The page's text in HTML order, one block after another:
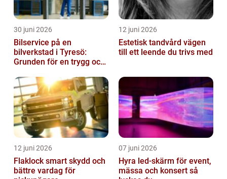
30 juni 2026
Bilservice på en
bilverkstad i Tyresö:
Grunden för en trygg och
12 juni 2026
Estetisk tandvård vägen
till ett leende du trivs med
12 juni 2026
Flaklock smart skydd och
bättre vardag för
07 juni 2026
Hyra led-skärm för event,
mässa och konsert så